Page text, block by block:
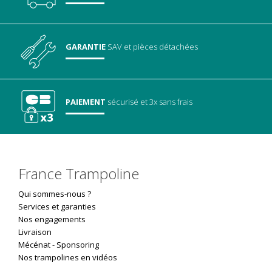
GARANTIE SAV et pièces détachées
PAIEMENT sécurisé et 3x sans frais
France Trampoline
Qui sommes-nous ?
Services et garanties
Nos engagements
Livraison
Mécénat- Sponsoring
Nos trampolines en vidéos